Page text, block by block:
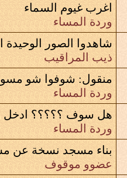
اغرب غيوم السماء
وردة المساء
شاهدوا الصور
ذيب المراقيب
منقول: شوفوا شو
وردة المساء
هل سوف ؟؟؟؟؟
وردة المساء
بناء مسجد نسخة عن
عضوو موقوف